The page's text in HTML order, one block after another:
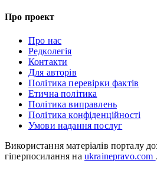
Про проект
Про нас
Редколегія
Контакти
Для авторів
Політика перевірки фактів
Етична політика
Політика виправлень
Політика конфіденційності
Умови надання послуг
Використання матеріалів порталу
гіперпосилання на ukrainepravo.com .